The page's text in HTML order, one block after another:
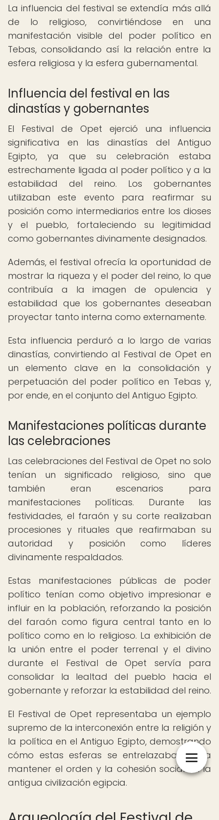
La influencia del festival se extendía más allá
de lo religioso, convirtiéndose en una
manifestación visible del poder político en
Tebas, consolidando así la relación entre la
esfera religiosa y la esfera gubernamental.
Influencia del festival en las
dinastías y gobernantes
El Festival de Opet ejerció una influencia
significativa en las dinastías del Antiguo
Egipto, ya que su celebración estaba
estrechamente ligada al poder político y a la
estabilidad del reino. Los gobernantes
utilizaban este evento para reafirmar su
posición como intermediarios entre los dioses
y el pueblo, fortaleciendo su legitimidad
como gobernantes divinamente designados.
Además, el festival ofrecía la oportunidad de
mostrar la riqueza y el poder del reino, lo que
contribuía a la imagen de opulencia y
estabilidad que los gobernantes deseaban
proyectar tanto interna como externamente.
Esta influencia perduró a lo largo de varias
dinastías, convirtiendo al Festival de Opet en
un elemento clave en la consolidación y
perpetuación del poder político en Tebas y,
por ende, en el conjunto del Antiguo Egipto.
Manifestaciones políticas durante
las celebraciones
Las celebraciones del Festival de Opet no solo
tenían un significado religioso, sino que
también eran escenarios para
manifestaciones políticas. Durante las
festividades, el faraón y su corte realizaban
procesiones y rituales que reafirmaban su
autoridad y posición como líderes
divinamente respaldados.
Estas manifestaciones públicas de poder
político tenían como objetivo impresionar e
influir en la población, reforzando la posición
del faraón como figura central tanto en lo
político como en lo religioso. La exhibición de
la unión entre el poder terrenal y el divino
durante el Festival de Opet servía para
consolidar la lealtad del pueblo hacia el
gobernante y reforzar la estabilidad del reino.
El Festival de Opet representaba un ejemplo
supremo de la interconexión entre la religión y
la política en el Antiguo Egipto, demostrando
cómo estas esferas se entrelazaban para
mantener el orden y la cohesión social en la
antigua civilización egipcia.